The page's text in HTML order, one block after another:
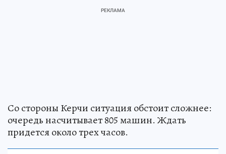
Со стороны Керчи ситуация обстоит сложнее:
очередь насчитывает 805 машин. Ждать
придется около трех часов.